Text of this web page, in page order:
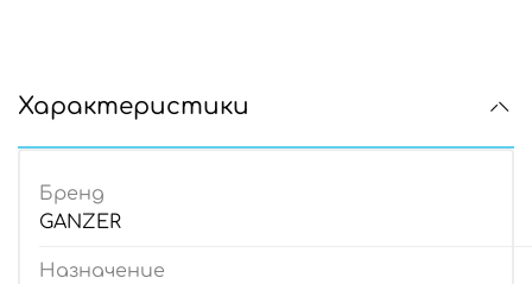
Характеристики
Бренд
GANZER
Назначение